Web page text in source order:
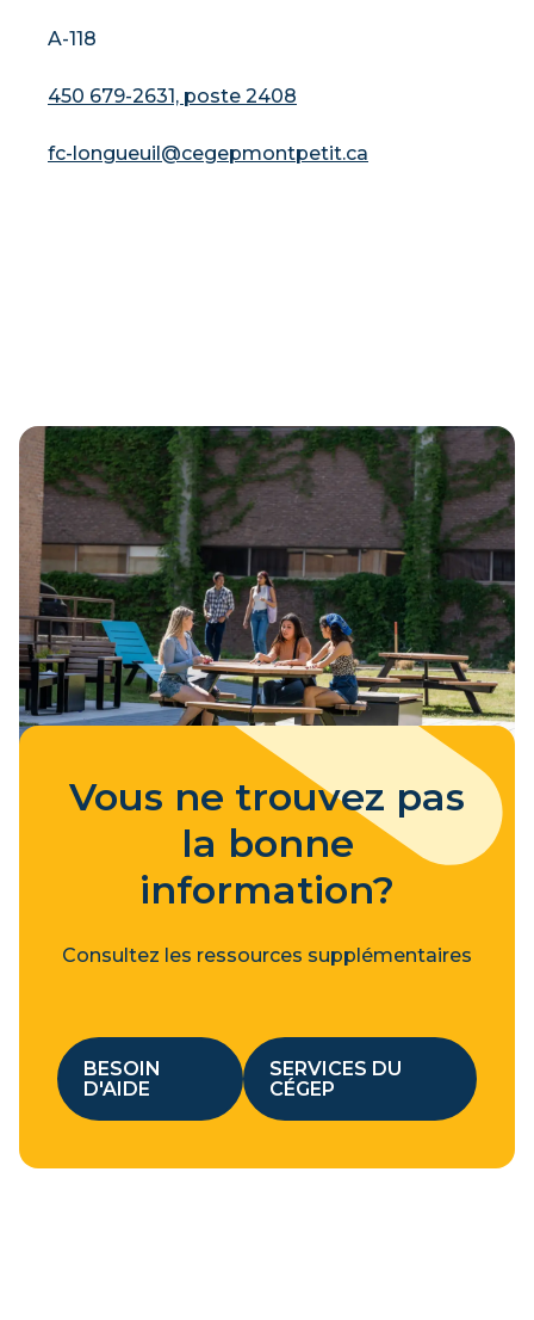
A-118
450 679-2631, poste 2408
fc-longueuil@cegepmontpetit.ca
Vous ne trouvez pas
la bonne
information?
Consultez les ressources supplémentaires
BESOIN
D'AIDE
SERVICES DU
CÉGEP